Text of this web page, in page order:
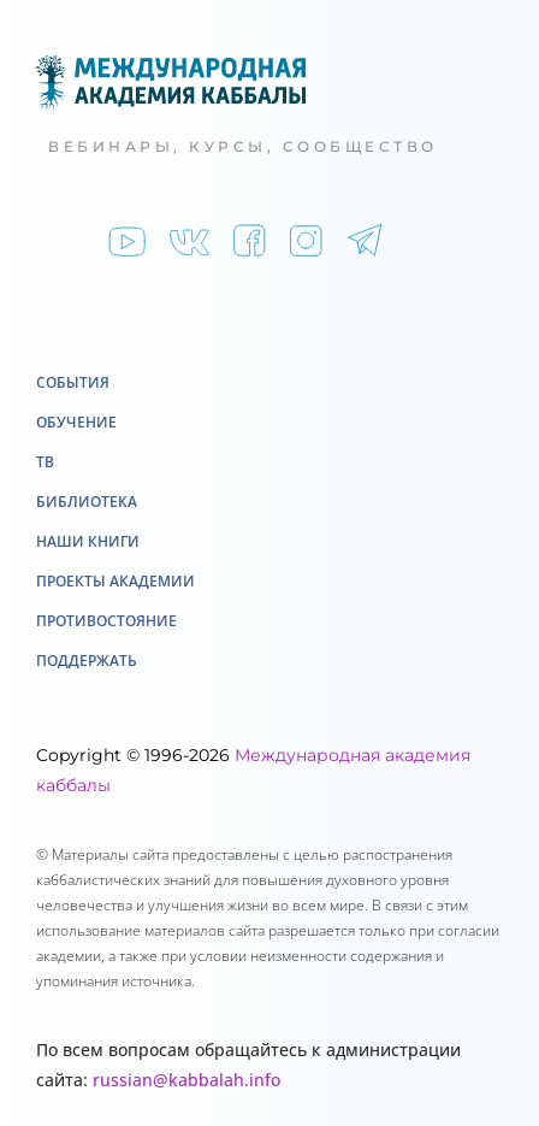
ВЕБИНАРЫ, КУРСЫ, СООБЩЕСТВО
Copyright © 1996-2026 Международная академия
каббалы
© Материалы сайта предоставлены с целью распостранения
каббалистических знаний для повышения духовного уровня
человечества и улучшения жизни во всем мире. В связи с этим
использование материалов сайта разрешается только при согласии
академии, а также при условии неизменности содержания и
упоминания источника.
По всем вопросам обращайтесь к администрации
сайта: russian@kabbalah.info
СОБЫТИЯ
ОБУЧЕНИЕ
ТВ
БИБЛИОТЕКА
НАШИ КНИГИ
ПРОЕКТЫ АКАДЕМИИ
ПРОТИВОСТОЯНИЕ
ПОДДЕРЖАТЬ